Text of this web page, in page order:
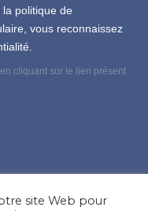
politique de
vous reconnaissez
cliquant sur le lien présent
site Web pour